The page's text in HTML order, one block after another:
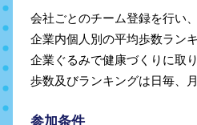
会社ごとのチーム登録を行い
企業内個人別の平均歩数ラン
企業ぐるみで健康づくりに取
歩数及びランキングは日毎、
参加条件